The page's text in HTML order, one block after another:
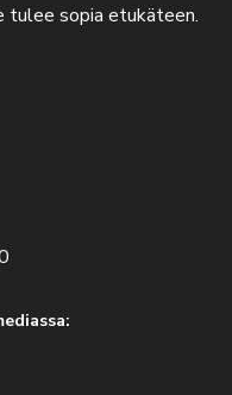
tulee sopia etukäteen.